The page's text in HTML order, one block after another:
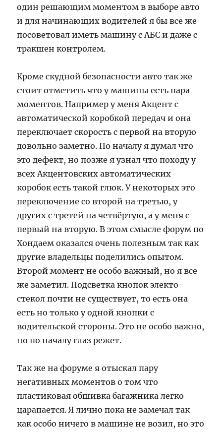
один решающим моментом в выборе авто
и для начинающих водителей я бы все же
посоветовал иметь машину с АБС и даже с
тракшен контролем.
Кроме скудной безопасности авто так же
стоит отметить что у машины есть пара
моментов. Например у меня Акцент с
автоматической коробкой передач и она
переключает скорость с первой на вторую
довольно заметно. По началу я думал что
это дефект, но позже я узнал что походу у
всех Акцентовских автоматических
коробок есть такой глюк. У некоторых это
переключение со второй на третью, у
других с третей на четвёртую, а у меня с
первый на вторую. В этом смысле форум по
Хондаем оказался очень полезным так как
другие владельцы поделились опытом.
Второй момент не особо важный, но я все
же заметил. Подсветка кнопок электо-
стекол почти не существует, то есть она
есть но только у одной кнопки с
водительской стороны. Это не особо важно,
но по началу глаз режет.
Так же на форуме я отыскал пару
негативных моментов о том что
пластиковая обшивка багажника легко
царапается. Я лично пока не замечал так
как особо ничего в машине не возил, но это